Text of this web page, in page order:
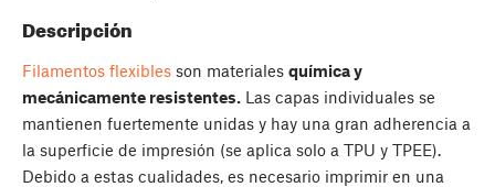
Descripción
Filamentos flexibles son materiales química y
mecánicamente resistentes. Las capas individuales se
mantienen fuertemente unidas y hay una gran adherencia a
la superficie de impresión (se aplica solo a TPU y TPEE).
Debido a estas cualidades, es necesario imprimir en una